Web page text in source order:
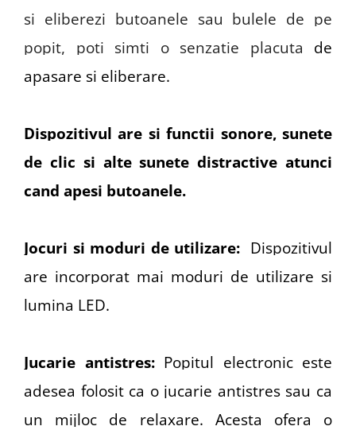
si eliberezi butoanele sau bulele de pe
popit, poti simti o senzatie placuta de
apasare si eliberare.
Dispozitivul are si functii sonore, sunete
de clic si alte sunete distractive atunci
cand apesi butoanele.
Jocuri si moduri de utilizare: Dispozitivul
are incorporat mai moduri de utilizare si
lumina LED.
Jucarie antistres: Popitul electronic este
adesea folosit ca o jucarie antistres sau ca
un mijloc de relaxare. Acesta ofera o